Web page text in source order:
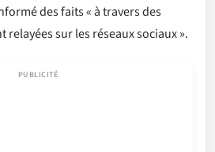
des faits « à travers des
sur les réseaux sociaux ».